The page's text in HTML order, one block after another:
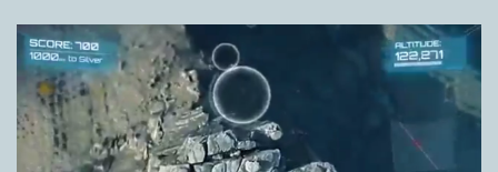
Роботехника
Прочее
Статистика
Технологии
Транспорт
Развлечения
Релаксация